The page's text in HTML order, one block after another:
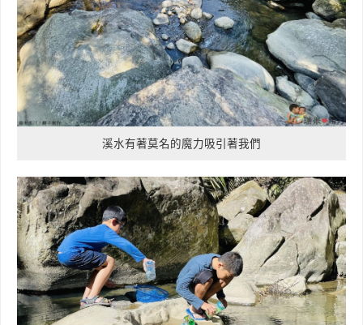
溪水有著莫名的魔力吸引著我們